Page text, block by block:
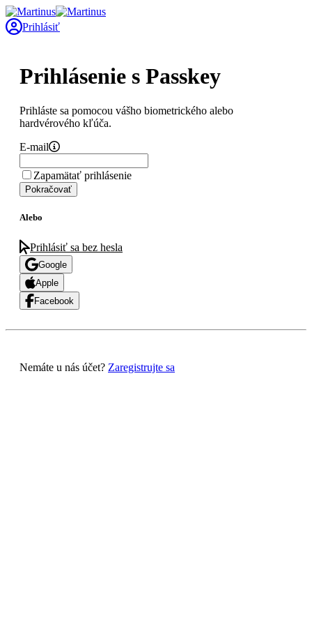
Prihlásiť
Prihlásenie s Passkey
Prihláste sa pomocou vášho biometrického alebo
hardvérového kľúča.
E-mail
Zapamätať prihlásenie
Pokračovať
Alebo
Prihlásiť sa bez hesla
Google
Apple
Facebook
Nemáte u nás účet? Zaregistrujte sa